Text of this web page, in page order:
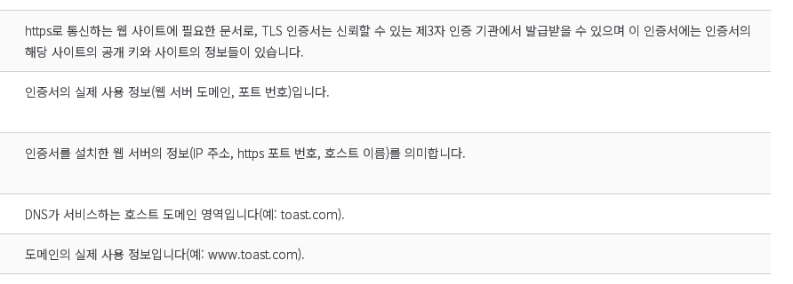
https로 통신하는 웹 사이트에 필요한 문서로, TLS 인증서는 신뢰할 수 있는 제3자 인증 기관에서 발급받을 수 있으며 이 인증서에는 인증서의
해당 사이트의 공개 키와 사이트의 정보들이 있습니다.
인증서의 실제 사용 정보(웹 서버 도메인, 포트 번호)입니다.
인증서를 설치한 웹 서버의 정보(IP 주소, https 포트 번호, 호스트 이름)를 의미합니다.
DNS가 서비스하는 호스트 도메인 영역입니다(예: toast.com).
도메인의 실제 사용 정보입니다(예: www.toast.com).